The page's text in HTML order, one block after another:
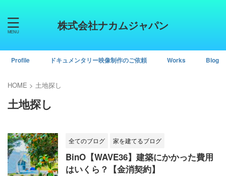
株式会社ナカムジャパン
Profile ドキュメンタリー映像制作のご依頼 Works Blog
HOME > 土地探し
土地探し
全てのブログ 家を建てるブログ
BinO【WAVE36】建築にかかった費用
はいくら？【金消契約】